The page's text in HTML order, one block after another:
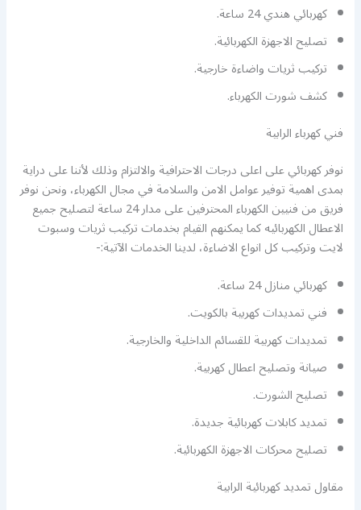
كهربائي هندي 24 ساعة.
تصليح الاجهزة الكهربائية.
تركيب ثريات واضاءة خارجية.
كشف شورت الكهرباء.
فني كهرباء الرابية
نوفر كهربائي على اعلى درجات الاحترافية والالتزام وذلك لأننا على دراية
بمدى اهمية توفير عوامل الامن والسلامة في مجال الكهرباء، ونحن نوفر
فريق من فنيين الكهرباء المحترفين على مدار 24 ساعة لتصليح جميع
الاعطال الكهربائيه كما يمكنهم القيام بخدمات تركيب ثريات وسبوت
لايت وتركيب كل انواع الاضاءة، لدينا الخدمات الآتية:-
كهربائي منازل 24 ساعة.
فني تمديدات كهربية بالكويت.
تمديدات كهربية للقسائم الداخلية والخارجية.
صيانة وتصليح اعطال كهربية.
تصليح الشورت.
تمديد كابلات كهربائية جديدة.
تصليح محركات الاجهزة الكهربائية.
مقاول تمديد كهربائية الرابية